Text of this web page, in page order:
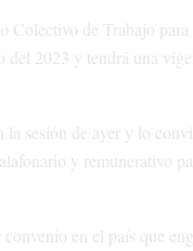
de Trabajo para
2023 y tendrá una
sesión de ayer y lo
y remunerativo
en el país que